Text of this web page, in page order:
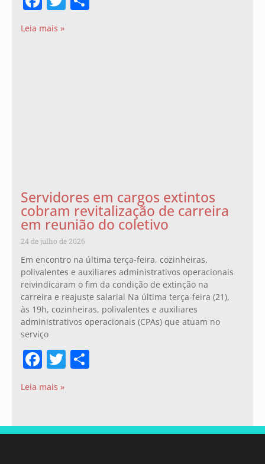
Leia mais »
Servidores em cargos extintos
cobram revitalização de carreira
em reunião do coletivo
24 de julho de 2026
Em encontro na última terça-feira, cozinheiras,
polivalentes e auxiliares administrativos operacionais
reivindicaram o fim da condição de extinção na
carreira e reajuste salarial Na última terça-feira (21),
às 19h, cozinheiras, polivalentes e auxiliares
administrativos operacionais (CPAs) que atuam no
serviço
Facebook
Twitter
Leia mais »